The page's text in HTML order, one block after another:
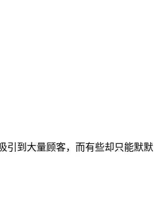
引到大量顾客，而有些却只能默默